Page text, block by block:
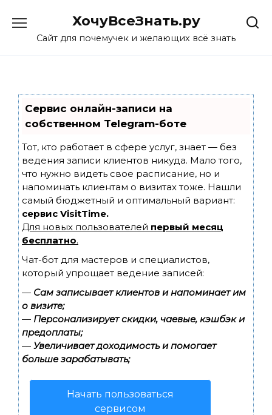
content
ХочуВсеЗнать.ру
Сайт для почемучек и желающих всё знать
Сервис онлайн-записи на
собственном Telegram-боте
Тот, кто работает в сфере услуг, знает — без
ведения записи клиентов никуда. Мало того,
что нужно видеть свое расписание, но и
напоминать клиентам о визитах тоже. Нашли
самый бюджетный и оптимальный вариант:
сервис VisitTime.
Для новых пользователей первый месяц
бесплатно.
Чат-бот для мастеров и специалистов,
который упрощает ведение записей:
— Сам записывает клиентов и напоминает им
о визите;
— Персонализирует скидки, чаевые, кэшбэк и
предоплаты;
— Увеличивает доходимость и помогает
больше зарабатывать;
Начать пользоваться
сервисом